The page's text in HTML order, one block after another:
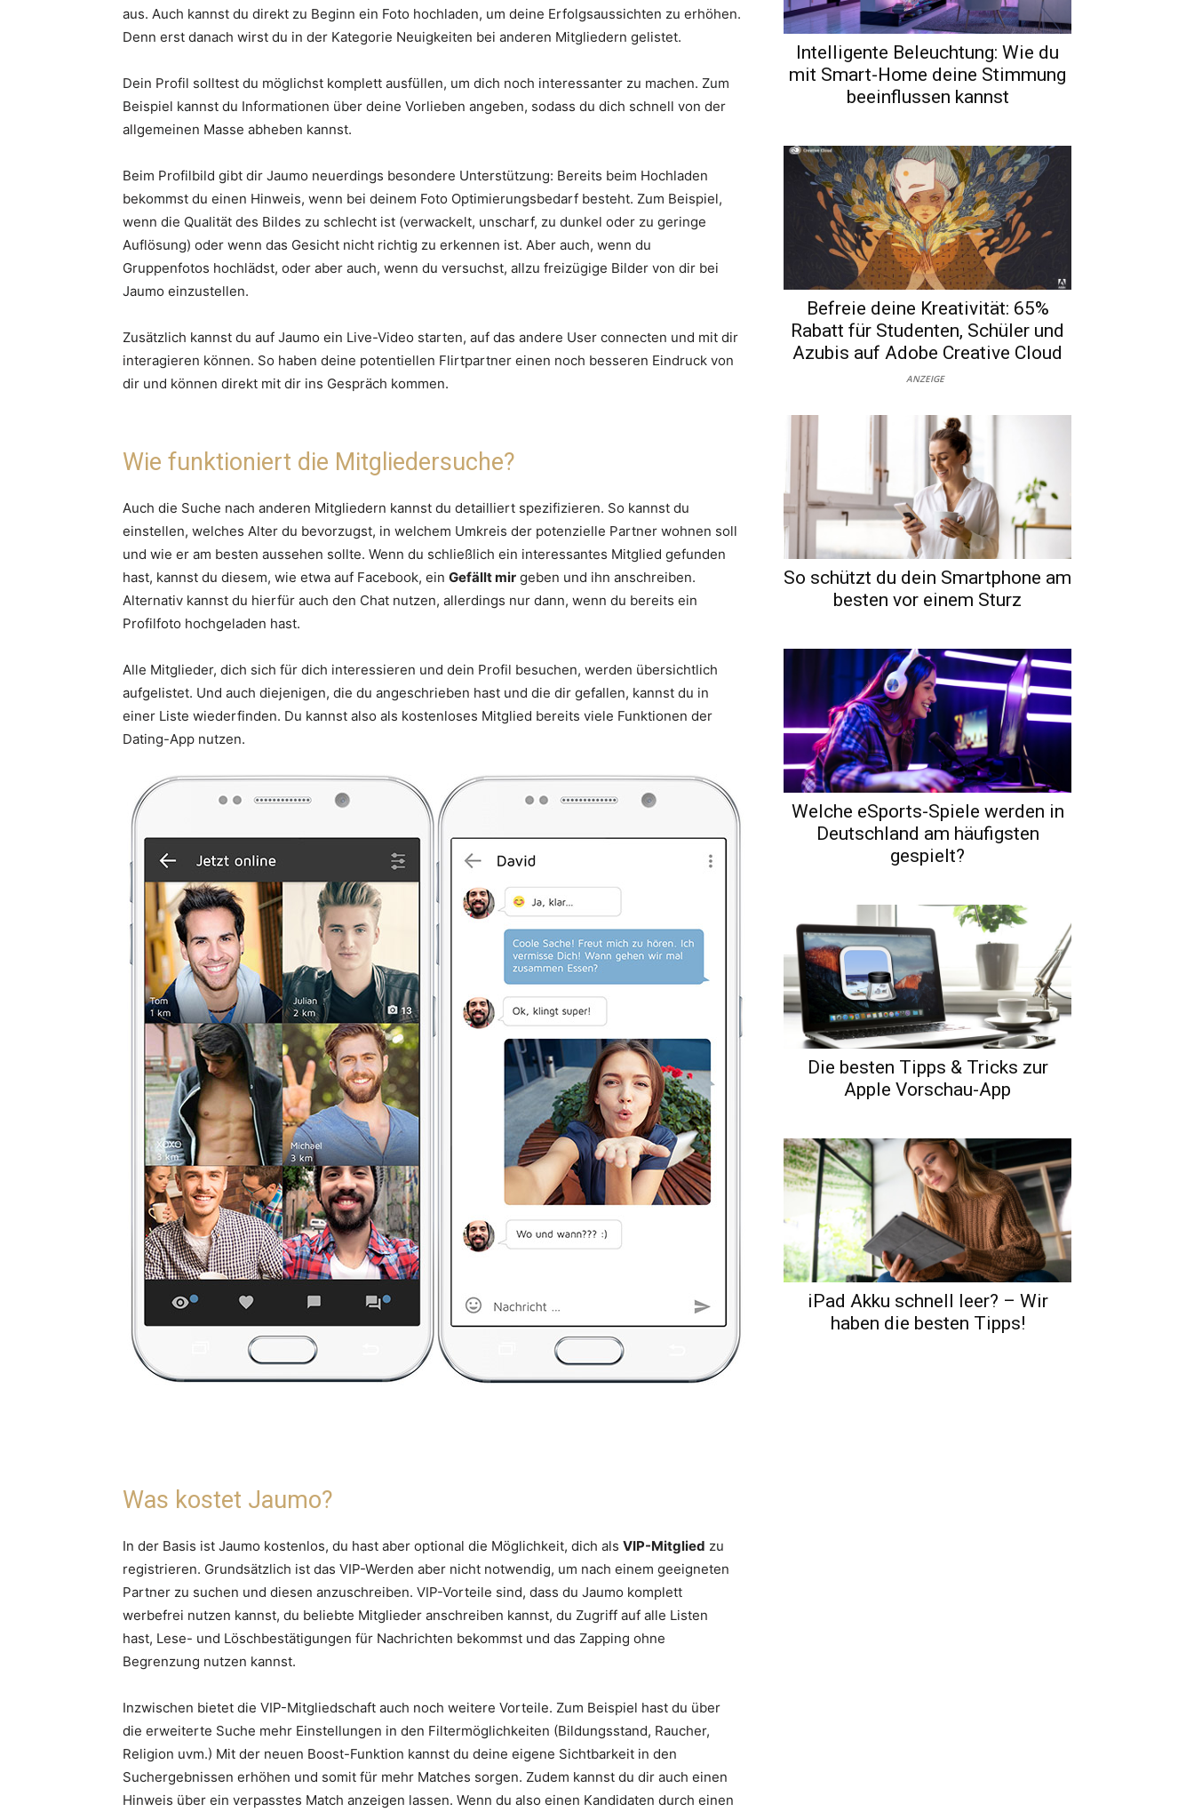
aus. Auch kannst du direkt zu Beginn ein Foto hochladen, um deine Erfolgsaussichten zu erhöhen.
Denn erst danach wirst du in der Kategorie Neuigkeiten bei anderen Mitgliedern gelistet.
Dein Profil solltest du möglichst komplett ausfüllen, um dich noch interessanter zu machen. Zum
Beispiel kannst du Informationen über deine Vorlieben angeben, sodass du dich schnell von der
allgemeinen Masse abheben kannst.
Beim Profilbild gibt dir Jaumo neuerdings besondere Unterstützung: Bereits beim Hochladen
bekommst du einen Hinweis, wenn bei deinem Foto Optimierungsbedarf besteht. Zum Beispiel,
wenn die Qualität des Bildes zu schlecht ist (verwackelt, unscharf, zu dunkel oder zu geringe
Auflösung) oder wenn das Gesicht nicht richtig zu erkennen ist. Aber auch, wenn du
Gruppenfotos hochlädst, oder aber auch, wenn du versuchst, allzu freizügige Bilder von dir bei
Jaumo einzustellen.
Zusätzlich kannst du auf Jaumo ein Live-Video starten, auf das andere User connecten und mit dir
interagieren können. So haben deine potentiellen Flirtpartner einen noch besseren Eindruck von
dir und können direkt mit dir ins Gespräch kommen.
Wie funktioniert die Mitgliedersuche?
Auch die Suche nach anderen Mitgliedern kannst du detailliert spezifizieren. So kannst du
einstellen, welches Alter du bevorzugst, in welchem Umkreis der potenzielle Partner wohnen soll
und wie er am besten aussehen sollte. Wenn du schließlich ein interessantes Mitglied gefunden
hast, kannst du diesem, wie etwa auf Facebook, ein Gefällt mir geben und ihn anschreiben.
Alternativ kannst du hierfür auch den Chat nutzen, allerdings nur dann, wenn du bereits ein
Profilfoto hochgeladen hast.
Alle Mitglieder, dich sich für dich interessieren und dein Profil besuchen, werden übersichtlich
aufgelistet. Und auch diejenigen, die du angeschrieben hast und die dir gefallen, kannst du in
einer Liste wiederfinden. Du kannst also als kostenloses Mitglied bereits viele Funktionen der
Dating-App nutzen.
Was kostet Jaumo?
In der Basis ist Jaumo kostenlos, du hast aber optional die Möglichkeit, dich als VIP-Mitglied zu
registrieren. Grundsätzlich ist das VIP-Werden aber nicht notwendig, um nach einem geeigneten
Partner zu suchen und diesen anzuschreiben. VIP-Vorteile sind, dass du Jaumo komplett
werbefrei nutzen kannst, du beliebte Mitglieder anschreiben kannst, du Zugriff auf alle Listen
hast, Lese- und Löschbestätigungen für Nachrichten bekommst und das Zapping ohne
Begrenzung nutzen kannst.
Inzwischen bietet die VIP-Mitgliedschaft auch noch weitere Vorteile. Zum Beispiel hast du über
die erweiterte Suche mehr Einstellungen in den Filtermöglichkeiten (Bildungsstand, Raucher,
Religion uvm.) Mit der neuen Boost-Funktion kannst du deine eigene Sichtbarkeit in den
Suchergebnissen erhöhen und somit für mehr Matches sorgen. Zudem kannst du dir auch einen
Hinweis über ein verpasstes Match anzeigen lassen. Wenn du also einen Kandidaten durch einen
Intelligente Beleuchtung: Wie du
mit Smart-Home deine Stimmung
beeinflussen kannst
Befreie deine Kreativität: 65%
Rabatt für Studenten, Schüler und
Azubis auf Adobe Creative Cloud
ANZEIGE
So schützt du dein Smartphone am
besten vor einem Sturz
Welche eSports-Spiele werden in
Deutschland am häufigsten
gespielt?
Die besten Tipps & Tricks zur
Apple Vorschau-App
iPad Akku schnell leer? – Wir
haben die besten Tipps!